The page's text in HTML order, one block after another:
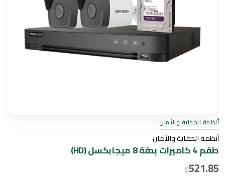
أنظمة الحماية والأمان
أنظمة الحماية والأمان
طقم 4 كاميرات بدقة 8 ميجابكسل (HD)
$521.85